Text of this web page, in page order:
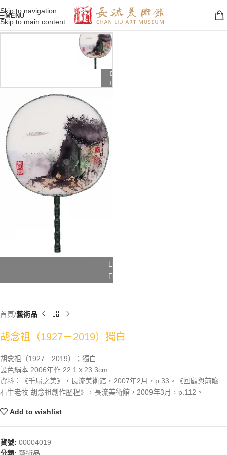
Skip to navigation
Skip to main content
MENU
首頁 藝術品
胡念祖（1927－2019）獨白
胡念祖（1927－2019）；獨白
設色絹本 2006年作 22.1ｘ23.3cm
資料：《千扇之美》，長流美術館，2007年2月，p.33。《回顧與前瞻
石牛老牧 胡念祖創作歷程》，長流美術館，2009年3月，p.112。
Add to wishlist
貨號: 00004019